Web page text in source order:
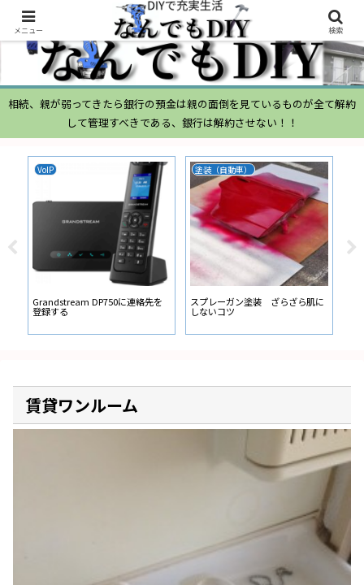
相続、親が弱ってきたら銀行の預金は親の面倒を見ているものが全て解約
して管理すべきである、銀行は解約させない！！
VoIP
Grandstream DP750に連絡先を
登録する
塗装（自動車）
スプレーガン塗装 ざらざら肌に
しないコツ
ム
賃貸ワンルーム
メニュー 検索